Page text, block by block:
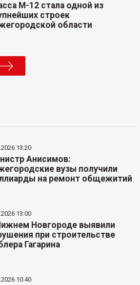
М-12 стала одной из
строек
области
13:20
Анисимов:
вузы получили
на ремонт общежитий
13:00
Новгороде выявили
при строительстве
Гагарина
10:40